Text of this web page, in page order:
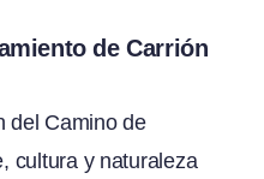
de Carrión
del Camino de
cultura y naturaleza